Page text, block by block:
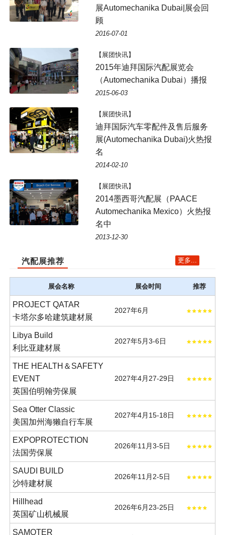
展Automechanika Dubai|展会回
顾
2016-07-01
【展团快讯】
2015年迪拜国际汽配展览会
（Automechanika Dubai）播报
2015-06-03
【展团快讯】
迪拜国际汽车零配件及售后服务
展(Automechanika Dubai)火热报
名
2014-02-10
【展团快讯】
2014墨西哥汽配展（PAACE
Automechanika Mexico）火热报
名中
2013-12-30
汽配展推荐 更多...
展会名称 展会时间 推荐
PROJECT QATAR
卡塔尔多哈建筑建材展
2027年6月
Libya Build
利比亚建材展
2027年5月3-6日
THE HEALTH＆SAFETY
EVENT
英国伯明翰劳保展
2027年4月27-29日
Sea Otter Classic
美国加州海獭自行车展
2027年4月15-18日
EXPOPROTECTION
法国劳保展
2026年11月3-5日
SAUDI BUILD
沙特建材展
2026年11月2-5日
Hillhead
英国矿山机械展
2026年6月23-25日
SAMOTER